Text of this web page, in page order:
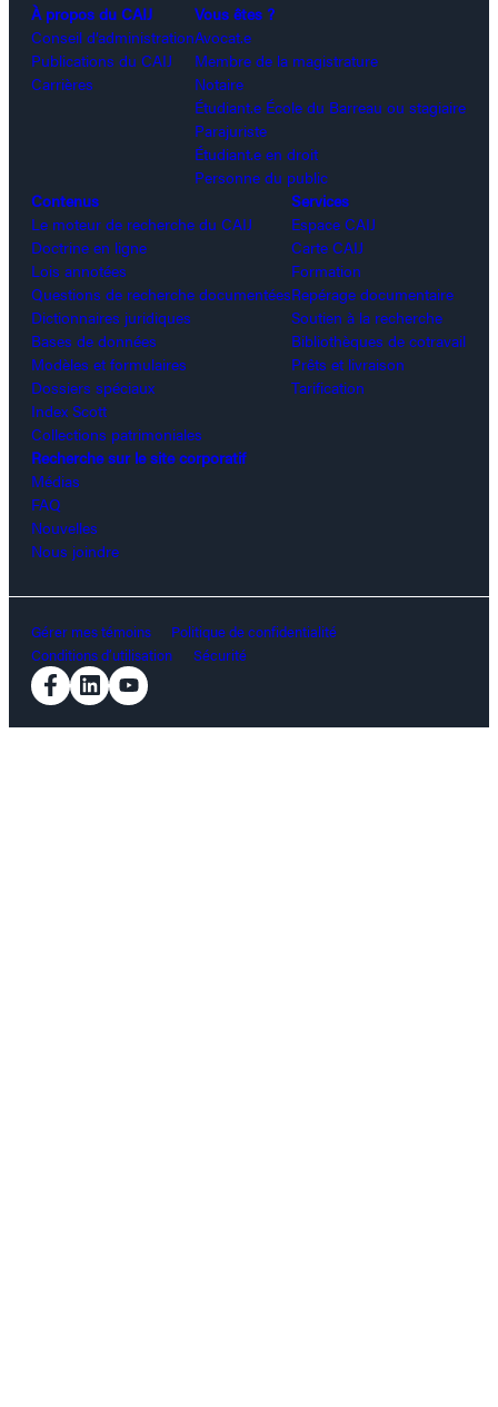
À propos du CAIJ
Conseil d’administration
Publications du CAIJ
Carrières
Vous êtes ?
Avocat.e
Membre de la magistrature
Notaire
Étudiant.e École du Barreau ou stagiaire
Parajuriste
Étudiant.e en droit
Personne du public
Contenus
Le moteur de recherche du CAIJ
Doctrine en ligne
Lois annotées
Questions de recherche documentées
Dictionnaires juridiques
Bases de données
Modèles et formulaires
Dossiers spéciaux
Index Scott
Collections patrimoniales
Services
Espace CAIJ
Carte CAIJ
Formation
Repérage documentaire
Soutien à la recherche
Bibliothèques de cotravail
Prêts et livraison
Tarification
Recherche sur le site corporatif
Médias
FAQ
Nouvelles
Nous joindre
Gérer mes témoins
Politique de confidentialité
Conditions d’utilisation
Sécurité